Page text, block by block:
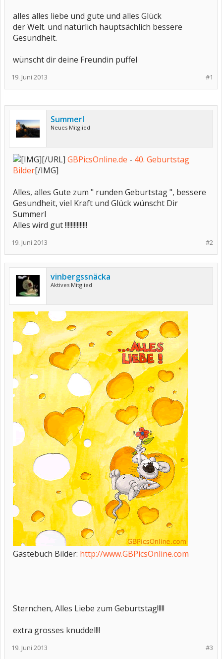
alles alles liebe und gute und alles Glück
der Welt. und natürlich hauptsächlich bessere
Gesundheit.
wünscht dir deine Freundin puffel
#1
19. Juni 2013
Summerl
Neues Mitglied
[/URL] GBPicsOnline.de - 40. Geburtstag
Bilder[/IMG]
Alles, alles Gute zum " runden Geburtstag ", bessere
Gesundheit, viel Kraft und Glück wünscht Dir
Summerl
Alles wird gut !!!!!!!!!!!!!!!
#2
19. Juni 2013
vinbergssnäcka
Aktives Mitglied
Gästebuch Bilder: http://www.GBPicsOnline.com
Sternchen, Alles Liebe zum Geburtstag!!!!!
extra grosses knuddel!!!
#3
19. Juni 2013